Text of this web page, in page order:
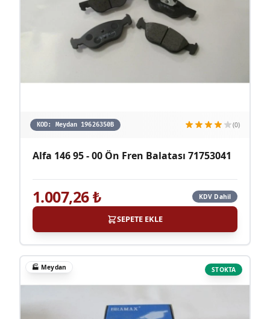
KOD: Meydan 19626350B (0)
Alfa 146 95 - 00 Ön Fren Balatası 71753041
1.007,26₺ KDV Dahil
SEPETE EKLE
STOKTA
🏭 Meydan